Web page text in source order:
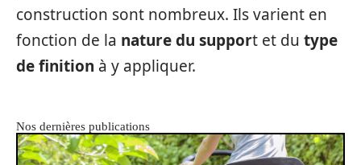
construction sont nombreux. Ils varient en
fonction de la nature du support et du type
de finition à y appliquer.
Nos dernières publications